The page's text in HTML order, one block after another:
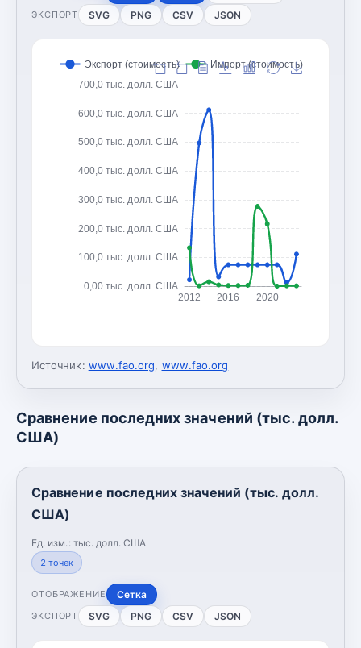
ЭКСПОРТ SVG PNG CSV JSON
0,00 тыс. долл. США
100,0 тыс. долл. США
200,0 тыс. долл. США
300,0 тыс. долл. США
400,0 тыс. долл. США
500,0 тыс. долл. США
600,0 тыс. долл. США
700,0 тыс. долл. США
2012 2016 2020
Экспорт (стоимость) Импорт (стоимость)
Источник: www.fao.org, www.fao.org
Сравнение последних значений (тыс. долл.
США)
Сравнение последних значений (тыс. долл.
США)
Ед. изм.: тыс. долл. США
2 точек
ОТОБРАЖЕНИЕ Сетка
ЭКСПОРТ SVG PNG CSV JSON